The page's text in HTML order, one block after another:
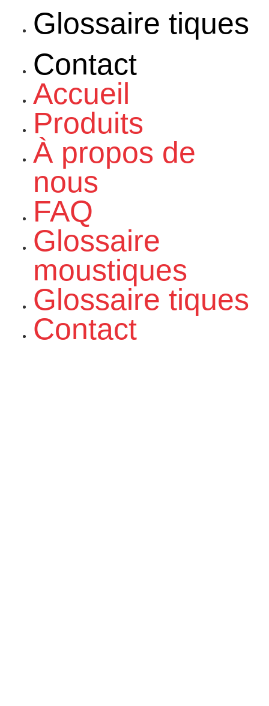
Glossaire tiques
Contact
Accueil
Produits
À propos de
nous
FAQ
Glossaire
moustiques
Glossaire tiques
Contact